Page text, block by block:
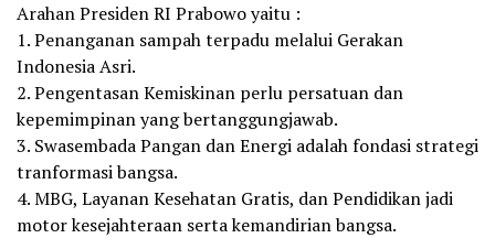
Arahan Presiden RI Prabowo yaitu :
1. Penanganan sampah terpadu melalui Gerakan
Indonesia Asri.
2. Pengentasan Kemiskinan perlu persatuan dan
kepemimpinan yang bertanggungjawab.
3. Swasembada Pangan dan Energi adalah fondasi strategi
tranformasi bangsa.
4. MBG, Layanan Kesehatan Gratis, dan Pendidikan jadi
motor kesejahteraan serta kemandirian bangsa.